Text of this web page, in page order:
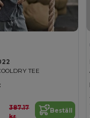
TEE
387.17
kr
Beställ